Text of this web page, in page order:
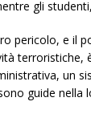
gli
pericolo, e il
terroristiche,
un
guide nella